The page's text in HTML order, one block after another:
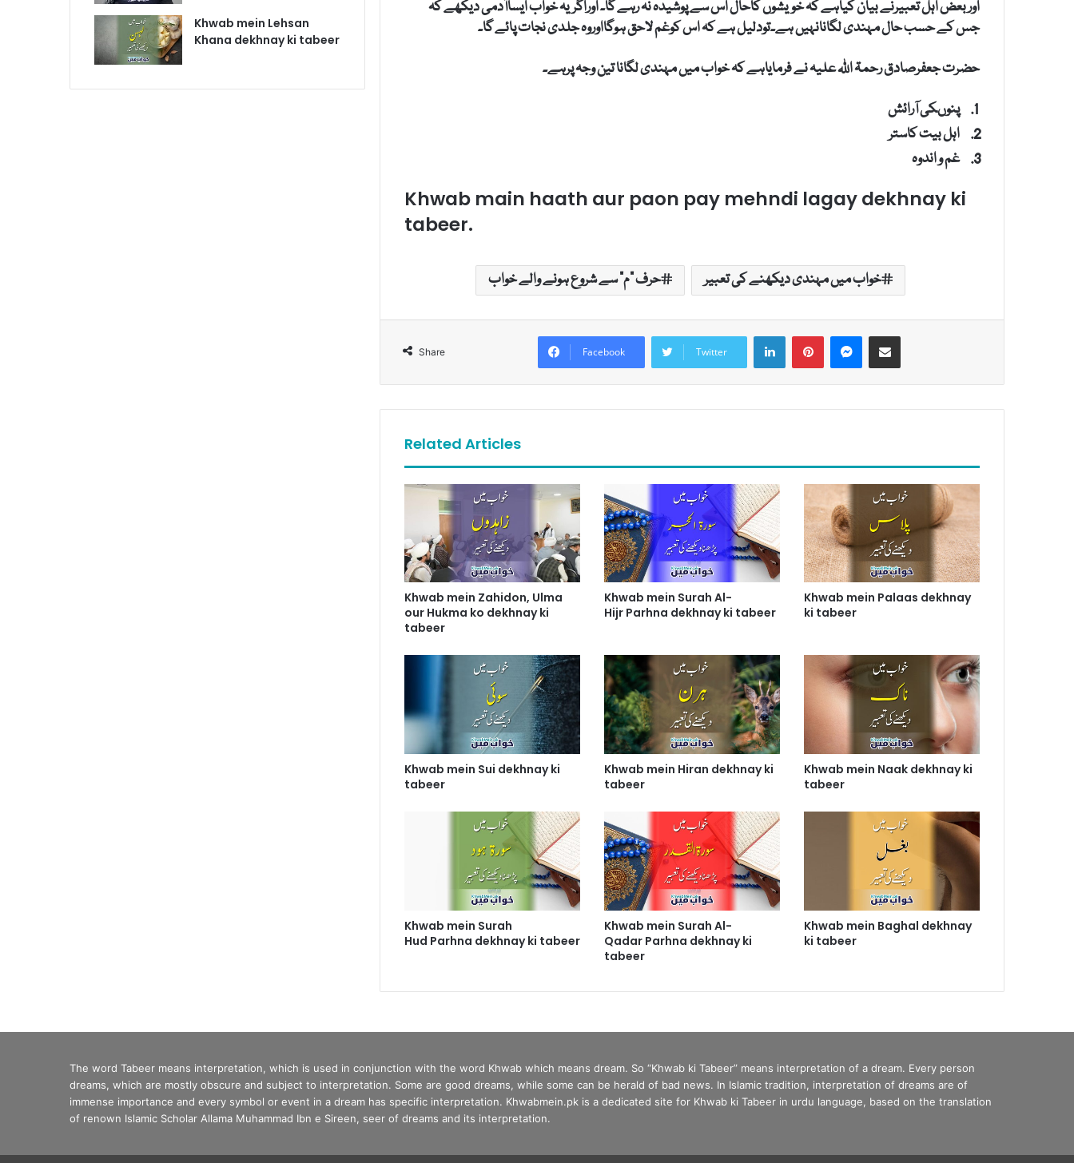
اوربعض اہل تعبیرنے بیان کیاہے کہ خویشوں کاحال اس سے پوشیدہ نہ رہے گا۔ اوراگریہ خواب ایساآدمی دیکھے کہ
جس کے حسب حال مہندی لگانانہیں ہے۔تودلیل ہے کہ اس کوغم لاحق ہوگااوروہ جلدی نجات پائے گا۔
حضرت جعفرصادق رحمۃ اللہ علیہ نے فرمایاہے کہ خواب میں مہندی لگانا تین وجہ پرہے۔
پنوںکی آرائش
اہل بیت کاستر
غم و اندوہ
Khwab main haath aur paon pay mehndi lagay dekhnay ki
tabeer.
حرف "م" سے شروع ہونے والے خواب خواب میں مہندی دیکھنے کی تعبیر
Share Facebook Twitter
LinkedInPinterestMessenger
Share via Email
Related Articles
Khwab mein Zahidon, Ulma
our Hukma ko dekhnay ki
tabeer
Khwab mein Surah Al-
Hijr Parhna dekhnay ki tabeer
Khwab mein Palaas dekhnay
ki tabeer
Khwab mein Sui dekhnay ki
tabeer
Khwab mein Hiran dekhnay ki
tabeer
Khwab mein Naak dekhnay ki
tabeer
Khwab mein Surah
Hud Parhna dekhnay ki tabeer
Khwab mein Surah Al-
Qadar Parhna dekhnay ki
tabeer
Khwab mein Baghal dekhnay
ki tabeer
Khwab mein Lehsan
Khana dekhnay ki tabeer
The word Tabeer means interpretation, which is used in conjunction with the word Khwab which means dream. So “Khwab ki Tabeer” means interpretation of a dream. Every person
dreams, which are mostly obscure and subject to interpretation. Some are good dreams, while some can be herald of bad news. In Islamic tradition, interpretation of dreams are of
immense importance and every symbol or event in a dream has specific interpretation. Khwabmein.pk is a dedicated site for Khwab ki Tabeer in urdu language, based on the translation
of renown Islamic Scholar Allama Muhammad Ibn e Sireen, seer of dreams and its interpretation.